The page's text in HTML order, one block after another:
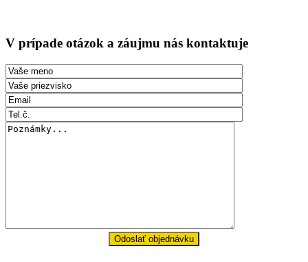
V prípade otázok a záujmu nás kontaktuje